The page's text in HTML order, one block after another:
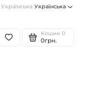
Українська Українська
Кошик 0
0грн.